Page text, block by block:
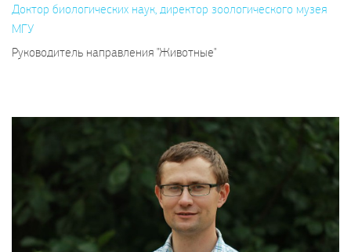
Доктор биологических наук, директор зоологического музея
МГУ
Руководитель направления "Животные"